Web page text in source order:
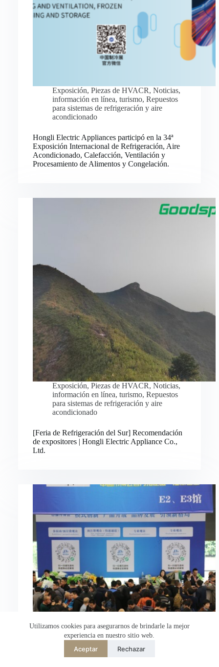
Utilizamos cookies para asegurarnos de brindarle la mejor
experiencia en nuestro sitio web.
Aceptar Rechazar
Exposición, Piezas de HVACR, Noticias,
información en línea, turismo, Repuestos
para sistemas de refrigeración y aire
acondicionado
Hongli Electric Appliances participó en la 34ª
Exposición Internacional de Refrigeración, Aire
Acondicionado, Calefacción, Ventilación y
Procesamiento de Alimentos y Congelación.
Exposición, Piezas de HVACR, Noticias,
información en línea, turismo, Repuestos
para sistemas de refrigeración y aire
acondicionado
[Feria de Refrigeración del Sur] Recomendación
de expositores | Hongli Electric Appliance Co.,
Ltd.
简体中文
English
繁體中文
Deutsch
Français du Canada
Italiano
日本語
한국어
Bahasa Indonesia
Русский